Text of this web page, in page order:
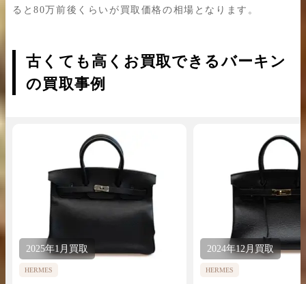
ると80万前後くらいが買取価格の相場となります。
古くても高くお買取できるバーキン
の買取事例
2025年1月 買取
HERMES
2024年12月買取
HERMES